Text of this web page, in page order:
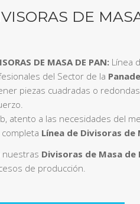
DE
DE MASA DE PAN: Línea
del Sector de la
piezas cuadradas o
atento a las necesidades del
Línea de Divisoras de
nuestras Divisoras de Masa de
de producción.